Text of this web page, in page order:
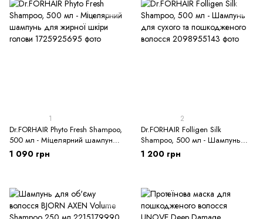
1
Dr.FORHAIR Phyto Fresh Shampoo,
500 мл - Міцелярний шампунь
для жирної шкіри голови
1 090 грн
2
Dr.FORHAIR Folligen Silk
Shampoo, 500 мл - Шампунь
для сухого та пошкодженого
1 200 грн